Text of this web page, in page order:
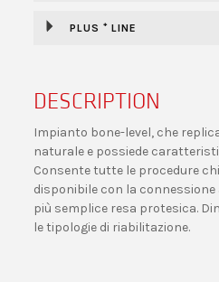
PLUS ⁺ LINE
DESCRIPTION
Impianto bone-level, che
naturale e possiede
Consente tutte le procedure
disponibile con la
più semplice resa protesica.
le tipologie di riabilitazione.